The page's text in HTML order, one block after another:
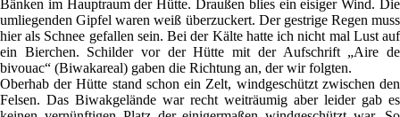
Bänken im Hauptraum der Hütte. Draußen blies ein eisiger Wind. Die
umliegenden Gipfel waren weiß überzuckert. Der gestrige Regen muss
hier als Schnee gefallen sein. Bei der Kälte hatte ich nicht mal Lust auf
ein Bierchen. Schilder vor der Hütte mit der Aufschrift „Aire de
bivouac“ (Biwakareal) gaben die Richtung an, der wir folgten.
Oberhab der Hütte stand schon ein Zelt, windgeschützt zwischen den
Felsen. Das Biwakgelände war recht weiträumig aber leider gab es